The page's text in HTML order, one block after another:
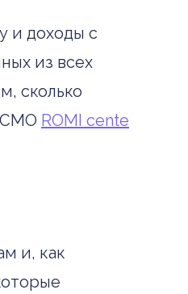
и доходы с
из всех
сколько
ROMI cente
и, как